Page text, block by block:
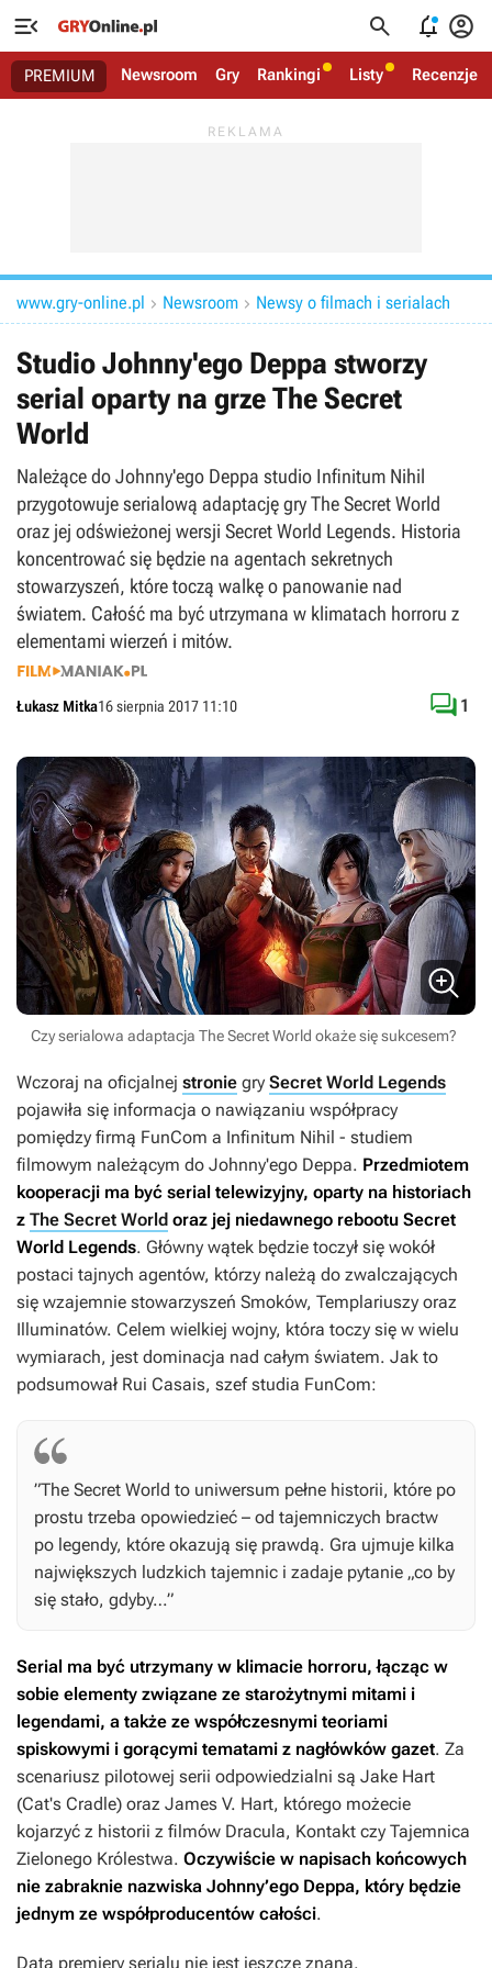
   
PREMIUM Newsroom Gry Rankingi Listy Recenzje
www.gry-online.pl  Newsroom  Newsy o filmach i serialach
Studio Johnny'ego Deppa stworzy
serial oparty na grze The Secret
World
Należące do Johnny'ego Deppa studio Infinitum Nihil
przygotowuje serialową adaptację gry The Secret World
oraz jej odświeżonej wersji Secret World Legends. Historia
koncentrować się będzie na agentach sekretnych
stowarzyszeń, które toczą walkę o panowanie nad
światem. Całość ma być utrzymana w klimatach horroru z
elementami wierzeń i mitów.
Łukasz Mitka16 sierpnia 2017 11:10  1
Czy serialowa adaptacja The Secret World okaże się sukcesem?
Wczoraj na oficjalnej stronie gry Secret World Legends
pojawiła się informacja o nawiązaniu współpracy
pomiędzy firmą FunCom a Infinitum Nihil - studiem
filmowym należącym do Johnny'ego Deppa. Przedmiotem
kooperacji ma być serial telewizyjny, oparty na historiach
z The Secret World oraz jej niedawnego rebootu Secret
World Legends. Główny wątek będzie toczył się wokół
postaci tajnych agentów, którzy należą do zwalczających
się wzajemnie stowarzyszeń Smoków, Templariuszy oraz
Illuminatów. Celem wielkiej wojny, która toczy się w wielu
wymiarach, jest dominacja nad całym światem. Jak to
podsumował Rui Casais, szef studia FunCom:
”The Secret World to uniwersum pełne historii, które po
prostu trzeba opowiedzieć – od tajemniczych bractw
po legendy, które okazują się prawdą. Gra ujmuje kilka
największych ludzkich tajemnic i zadaje pytanie „co by
się stało, gdyby…”
Serial ma być utrzymany w klimacie horroru, łącząc w
sobie elementy związane ze starożytnymi mitami i
legendami, a także ze współczesnymi teoriami
spiskowymi i gorącymi tematami z nagłówków gazet. Za
scenariusz pilotowej serii odpowiedzialni są Jake Hart
(Cat's Cradle) oraz James V. Hart, którego możecie
kojarzyć z historii z filmów Dracula, Kontakt czy Tajemnica
Zielonego Królestwa. Oczywiście w napisach końcowych
nie zabraknie nazwiska Johnny’ego Deppa, który będzie
jednym ze współproducentów całości.
Data premiery serialu nie jest jeszcze znana.